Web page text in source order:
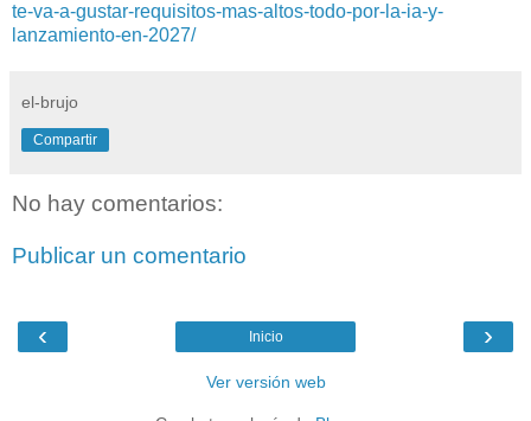
te-va-a-gustar-requisitos-mas-altos-todo-por-la-ia-y-
lanzamiento-en-2027/
el-brujo
Compartir
No hay comentarios:
Publicar un comentario
‹ ›
Inicio
Ver versión web